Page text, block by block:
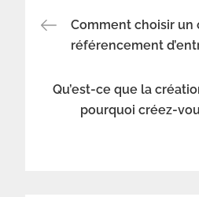
de
l’article
Comment choisir un
référencement
Qu’est-ce que la
pourquoi créez-